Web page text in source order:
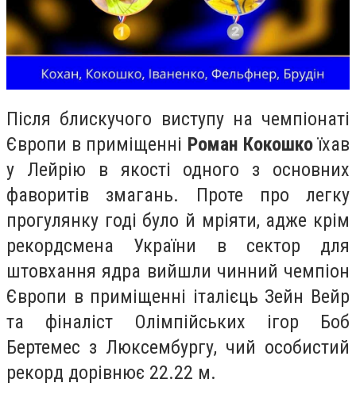
Після блискучого виступу на чемпіонаті
Європи в приміщенні Роман Кокошкоїхав
у Лейрію в якості одного з основних
фаворитів змагань. Проте про легку
прогулянку годі було й мріяти, адже крім
рекордсмена України в сектор для
штовхання ядра вийшли чинний чемпіон
Європи в приміщенні італієць Зейн Вейр
та фіналіст Олімпійських ігор Боб
Бертемес з Люксембургу, чий особистий
рекорд дорівнює 22.22 м.